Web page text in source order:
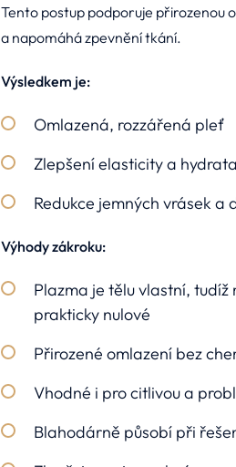
Tento postup podporuje přirozenou
a napomáhá zpevnění tkání.
Výsledkem je:
Omlazená, rozzářená pleť
Zlepšení elasticity a
Redukce jemných vrásek
Výhody zákroku:
Plazma je tělu vlastní, tudíž
prakticky nulové
Přirozené omlazení bez
Vhodné i pro citlivou a
Blahodárně působí při